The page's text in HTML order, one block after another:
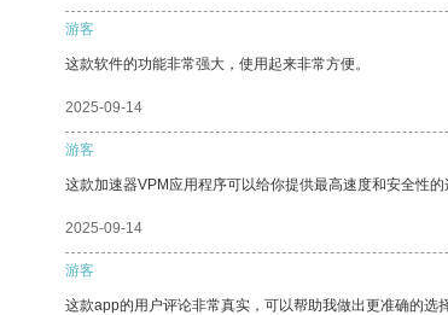
游客
这款软件的功能非常强大，使用起来非常方便。
2025-09-14
游客
这款加速器VPM应用程序可以给你提供最高速度和安全性的
2025-09-14
游客
这款app的用户评论非常真实，可以帮助我做出更准确的选择